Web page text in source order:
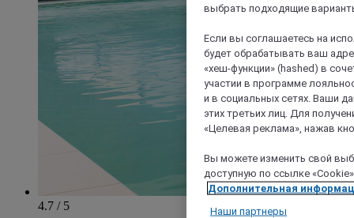
4.7 / 5
выбрать подходящие
Если вы соглашаетесь на
будет обрабатывать ваш
«хеш-функции» (hashed) в
участии в программе
и в социальных сетях. Ваши
этих третьих лиц. Для
«Целевая реклама», нажав
Вы можете изменить свой
доступную по ссылке
Дополнительная
Наши партнеры